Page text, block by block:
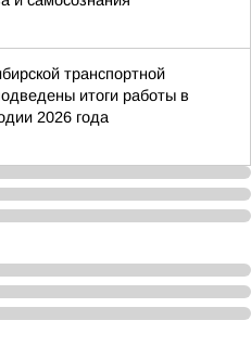
транспортной
итоги работы в
2026 года